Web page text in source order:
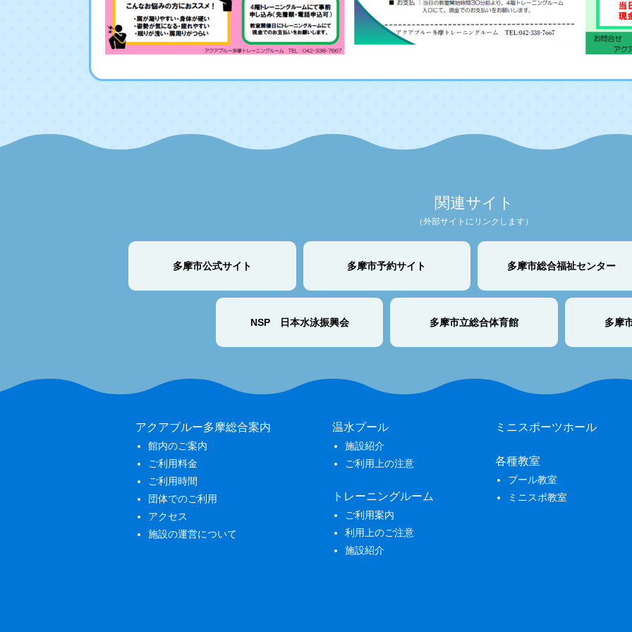
関連サイト
（外部サイトにリンクします）
多摩市公式サイト 多摩市予約サイト 多摩市総合福祉センター
NSP 日本水泳振興会 多摩市立総合体育館 多摩
アクアブルー多摩総合案内
館内のご案内
ご利用料金
ご利用時間
団体でのご利用
アクセス
施設の運営について
温水プール
施設紹介
ご利用上の注意
トレーニングルーム
ご利用案内
利用上のご注意
施設紹介
ミニスポーツホール
各種教室
プール教室
ミニスポ教室